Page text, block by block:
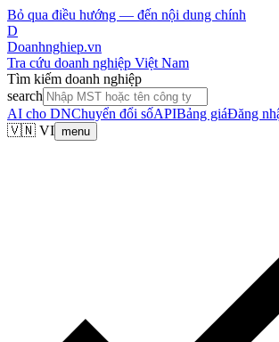
Bỏ qua điều hướng — đến nội dung chính
D
Doanhnghiep.vn
Tra cứu doanh nghiệp Việt Nam
Tìm kiếm doanh nghiệp
search
AI cho DNChuyển đổi sốAPIBảng giáĐăng
🇻🇳 VI menu